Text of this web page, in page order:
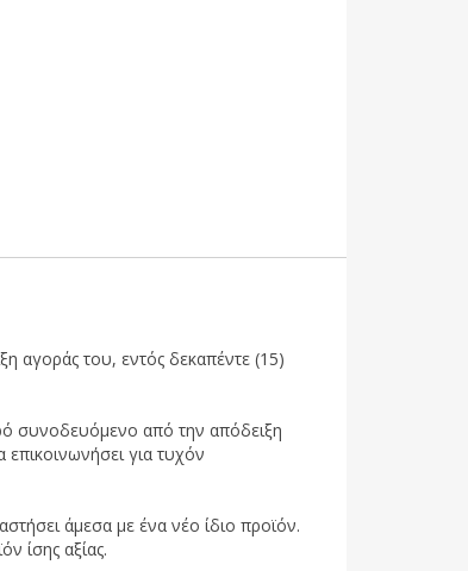
αγοράς του, εντός δεκαπέντε (15)
συνοδευόμενο από την απόδειξη
για τυχόν
άμεσα με ένα νέο ίδιο προϊόν.
ίσης αξίας.